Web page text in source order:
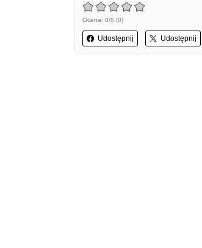
Ocena: 0/5 (0)
Udostępnij Udostępnij